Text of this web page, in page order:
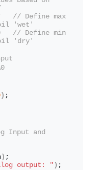
// Define max
'wet'
// Define min
'dry'
) ;
Input and
) ;
output: " ) ;